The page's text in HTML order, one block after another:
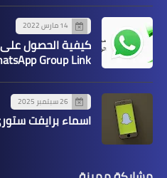
14 مارس 2022
كيفية الحصول
Group Link
26 سبتمبر 2025
اسماء برايفت ستوري